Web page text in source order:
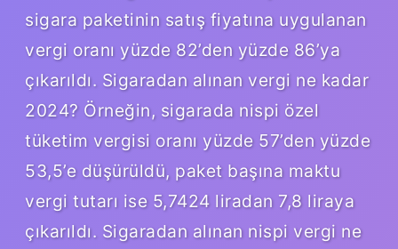
sigara paketinin satış fiyatına uygulanan
vergi oranı yüzde 82’den yüzde 86’ya
çıkarıldı. Sigaradan alınan vergi ne kadar
2024? Örneğin, sigarada nispi özel
tüketim vergisi oranı yüzde 57’den yüzde
53,5’e düşürüldü, paket başına maktu
vergi tutarı ise 5,7424 liradan 7,8 liraya
çıkarıldı. Sigaradan alınan nispi vergi ne